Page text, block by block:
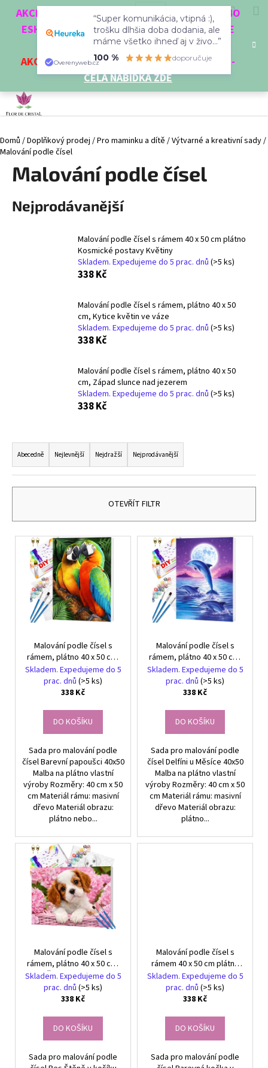
AKCE 3 + 1 ZDARMA. NAKUPTE 4 VĚCI Z NAŠEHO
ESHOPU A ČTVRTÝ NEJLEVNĚJŠÍ DOSTANETE
ZDARMA!
AKCENA VYBRANÉ VÝROBKY-SLEVA AŽ 35% -
CELÁ NABÍDKA ZDE
CZK HledatPřihlášení
Domů /Doplňkový prodej /Pro maminku a dítě /Výtvarné a kreativní sady/
Malování podle čísel
Malování podle čísel
Nejprodávanější
Malování podle čísel s rámem 40 x 50 cm plátno
Kosmické postavy Květiny
Skladem. Expedujeme do 5 prac. dnů (>5 ks)
338 Kč
Malování podle čísel s rámem, plátno 40 x 50
cm, Kytice květin ve váze
Skladem. Expedujeme do 5 prac. dnů (>5 ks)
338 Kč
Malování podle čísel s rámem, plátno 40 x 50
cm, Západ slunce nad jezerem
Skladem. Expedujeme do 5 prac. dnů (>5 ks)
338 Kč
Ř
a
z
e
í
p
Abecedně Nejlevnější Nejdražší Nejprodávanější
OTEVŘÍT FILTR
V
Malování podle čísel s
rámem, plátno 40 x 50 cm,
Barevní papoušci
Skladem. Expedujeme do 5
prac. dnů (>5 ks)
338 Kč
DO KOŠÍKU
Sada pro malování podle
čísel Barevní papoušci 40x50
Malba na plátno vlastní
výroby Rozměry: 40 cm x 50
cm Materiál rámu: masivní
dřevo Materiál obrazu:
plátno nebo...
Malování podle čísel s
rámem, plátno 40 x 50 cm,
Delfíni u Měsíce
Skladem. Expedujeme do 5
prac. dnů (>5 ks)
338 Kč
DO KOŠÍKU
Sada pro malování podle
čísel Delfíni u Měsíce 40x50
Malba na plátno vlastní
výroby Rozměry: 40 cm x 50
cm Materiál rámu: masivní
dřevo Materiál obrazu:
plátno...
Malování podle čísel s
rámem, plátno 40 x 50 cm,
Štěně v košíku
Skladem. Expedujeme do 5
prac. dnů (>5 ks)
338 Kč
DO KOŠÍKU
Sada pro malování podle
Malování podle čísel s
rámem 40 x 50 cm plátno
Barevná kočka v květinách
Skladem. Expedujeme do 5
prac. dnů (>5 ks)
338 Kč
DO KOŠÍKU
Sada pro malování podle
Zpět
Zpět
p
o
ř
e
b
j
HLEDAT
D
o
p
u
č
DUHA
NÁUŠNICE
“Super komunikácia, vtipná :),
trošku dlhšia doba dodania, ale
máme všetko ihneď aj v živo...”
100 %
doporučuje
Overenyweb.cz